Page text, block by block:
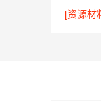
[资源材